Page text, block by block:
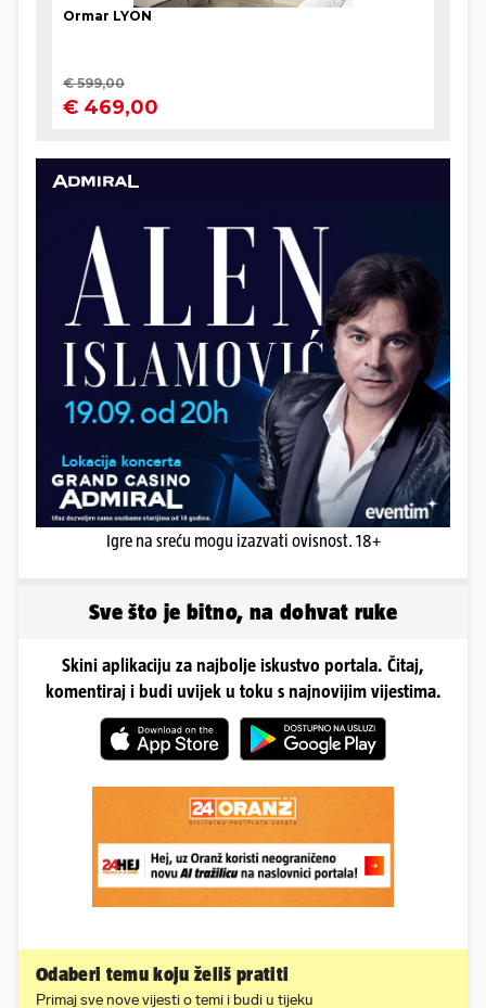
Igre na sreću mogu izazvati ovisnost. 18+
Sve što je bitno, na dohvat ruke
Skini aplikaciju za najbolje iskustvo portala. Čitaj,
komentiraj i budi uvijek u toku s najnovijim vijestima.
Odaberi temu koju želiš pratiti
Primaj sve nove vijesti o temi i budi u tijeku